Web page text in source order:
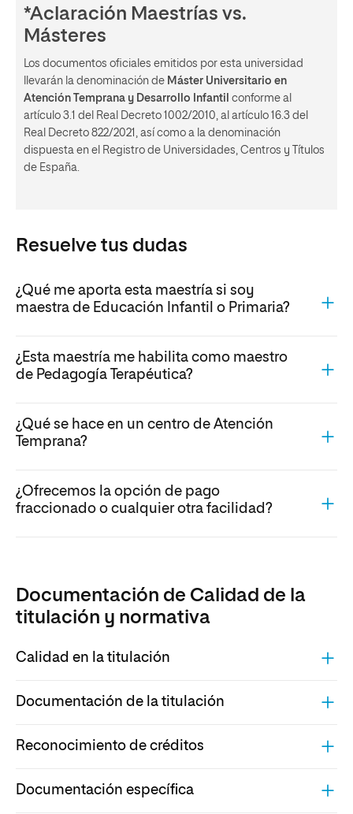
*Aclaración Maestrías vs.
Másteres
Los documentos oficiales emitidos por esta universidad
llevarán la denominación de Máster Universitario en
Atención Temprana y Desarrollo Infantil conforme al
artículo 3.1 del Real Decreto 1002/2010, al artículo 16.3 del
Real Decreto 822/2021, así como a la denominación
dispuesta en el Registro de Universidades, Centros y Títulos
de España.
Resuelve tus dudas
¿Qué me aporta esta maestría si soy
maestra de Educación Infantil o Primaria?
¿Esta maestría me habilita como maestro
de Pedagogía Terapéutica?
¿Qué se hace en un centro de Atención
Temprana?
¿Ofrecemos la opción de pago
fraccionado o cualquier otra facilidad?
Documentación de Calidad de la
titulación y normativa
Calidad en la titulación
Documentación de la titulación
Reconocimiento de créditos
Documentación específica